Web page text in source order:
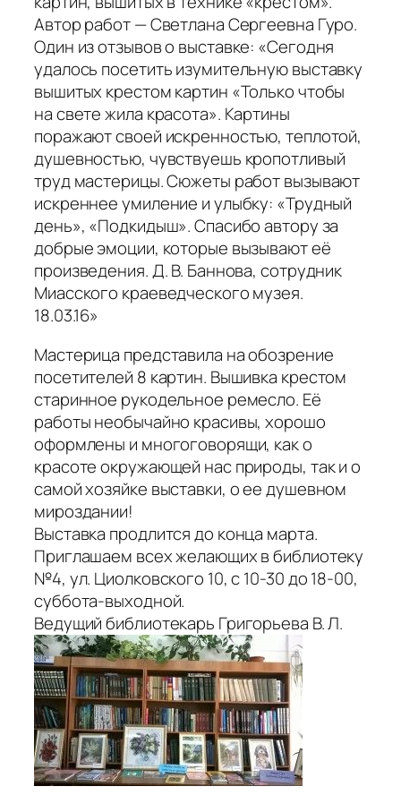
Автор работ — Светлана Сергеевна Гуро.
Один из отзывов о выставке: «Сегодня
удалось посетить изумительную выставку
вышитых крестом картин «Только чтобы
на свете жила красота». Картины
поражают своей искренностью, теплотой,
душевностью, чувствуешь кропотливый
труд мастерицы. Сюжеты работ вызывают
искреннее умиление и улыбку: «Трудный
день», «Подкидыш». Спасибо автору за
добрые эмоции, которые вызывают её
произведения. Д. В. Баннова, сотрудник
Миасского краеведческого музея.
18.03.16»
Мастерица представила на обозрение
посетителей 8 картин. Вышивка крестом
старинное рукодельное ремесло. Её
работы необычайно красивы, хорошо
оформлены и многоговорящи, как о
красоте окружающей нас природы, так и о
самой хозяйке выставки, о ее душевном
мироздании!
Выставка продлится до конца марта.
Приглашаем всех желающих в библиотеку
№4, ул. Циолковского 10, с 10-30 до 18-00,
суббота-выходной.
Ведущий библиотекарь Григорьева В. Л.